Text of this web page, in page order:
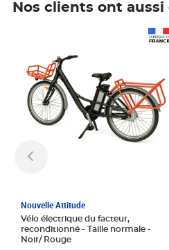
Nos clients ont
Nouvelle Attitude
Vélo électrique du facteur,
reconditionné - Taille normale -
Noir/ Rouge